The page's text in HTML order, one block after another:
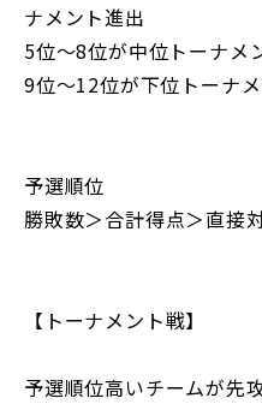
ナメント進出
5位～8位が中位トーナメ
9位～12位が下位トーナ
予選順位
勝敗数＞合計得点＞直接
【トーナメント戦】
予選順位高いチームが先